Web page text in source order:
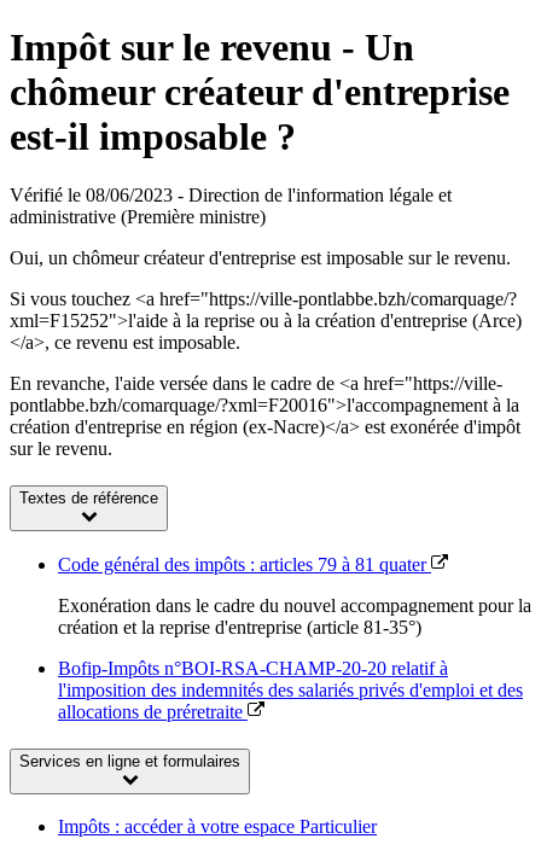
Impôt sur le revenu - Un
chômeur créateur d'entreprise
est-il imposable ?
Vérifié le 08/06/2023 - Direction de l'information légale et
administrative (Première ministre)
Oui, un chômeur créateur d'entreprise est imposable sur le revenu.
Si vous touchez <a href="https://ville-pontlabbe.bzh/comarquage/?
xml=F15252">l'aide à la reprise ou à la création d'entreprise (Arce)
</a>, ce revenu est imposable.
En revanche, l'aide versée dans le cadre de <a href="https://ville-
pontlabbe.bzh/comarquage/?xml=F20016">l'accompagnement à la
création d'entreprise en région (ex-Nacre)</a> est exonérée d'impôt
sur le revenu.
Textes de référence
Code général des impôts : articles 79 à 81 quater
Exonération dans le cadre du nouvel accompagnement pour la
création et la reprise d'entreprise (article 81-35°)
Bofip-Impôts n°BOI-RSA-CHAMP-20-20 relatif à
l'imposition des indemnités des salariés privés d'emploi et des
allocations de préretraite
Services en ligne et formulaires
Impôts : accéder à votre espace Particulier